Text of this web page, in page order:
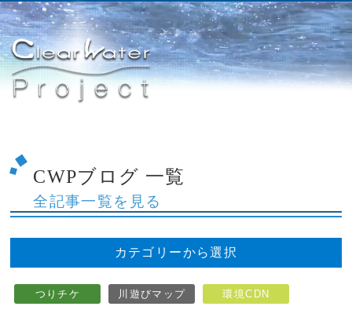
CWPブログ 一覧
全記事一覧を見る
カテゴリーから選択
つりチケ 川遊びマップ 環境CDN